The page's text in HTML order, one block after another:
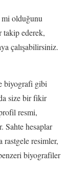
mi olduğunu
takip ederek,
çalışabilirsiniz.
biyografi gibi
size bir fikir
resmi,
Sahte hesaplar
resimler,
biyografiler